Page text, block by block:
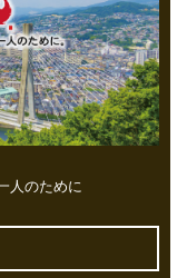
人のために